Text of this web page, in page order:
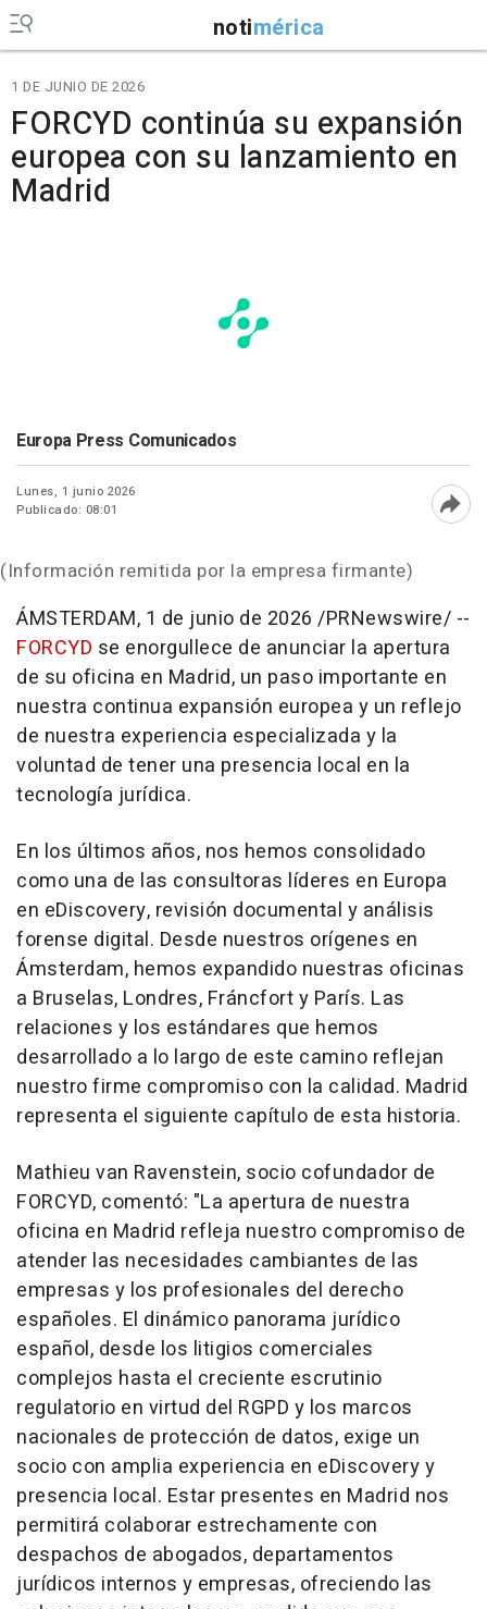
notimérica
1 DE JUNIO DE 2026
FORCYD continúa su expansión
europea con su lanzamiento en
Madrid
Europa Press Comunicados
Lunes, 1 junio 2026
Publicado: 08:01
(Información remitida por la empresa firmante)
ÁMSTERDAM, 1 de junio de 2026 /PRNewswire/ --
FORCYD se enorgullece de anunciar la apertura
de su oficina en Madrid, un paso importante en
nuestra continua expansión europea y un reflejo
de nuestra experiencia especializada y la
voluntad de tener una presencia local en la
tecnología jurídica.
En los últimos años, nos hemos consolidado
como una de las consultoras líderes en Europa
en eDiscovery, revisión documental y análisis
forense digital. Desde nuestros orígenes en
Ámsterdam, hemos expandido nuestras oficinas
a Bruselas, Londres, Fráncfort y París. Las
relaciones y los estándares que hemos
desarrollado a lo largo de este camino reflejan
nuestro firme compromiso con la calidad. Madrid
representa el siguiente capítulo de esta historia.
Mathieu van Ravenstein, socio cofundador de
FORCYD, comentó: "La apertura de nuestra
oficina en Madrid refleja nuestro compromiso de
atender las necesidades cambiantes de las
empresas y los profesionales del derecho
españoles. El dinámico panorama jurídico
español, desde los litigios comerciales
complejos hasta el creciente escrutinio
regulatorio en virtud del RGPD y los marcos
nacionales de protección de datos, exige un
socio con amplia experiencia en eDiscovery y
presencia local. Estar presentes en Madrid nos
permitirá colaborar estrechamente con
despachos de abogados, departamentos
jurídicos internos y empresas, ofreciendo las